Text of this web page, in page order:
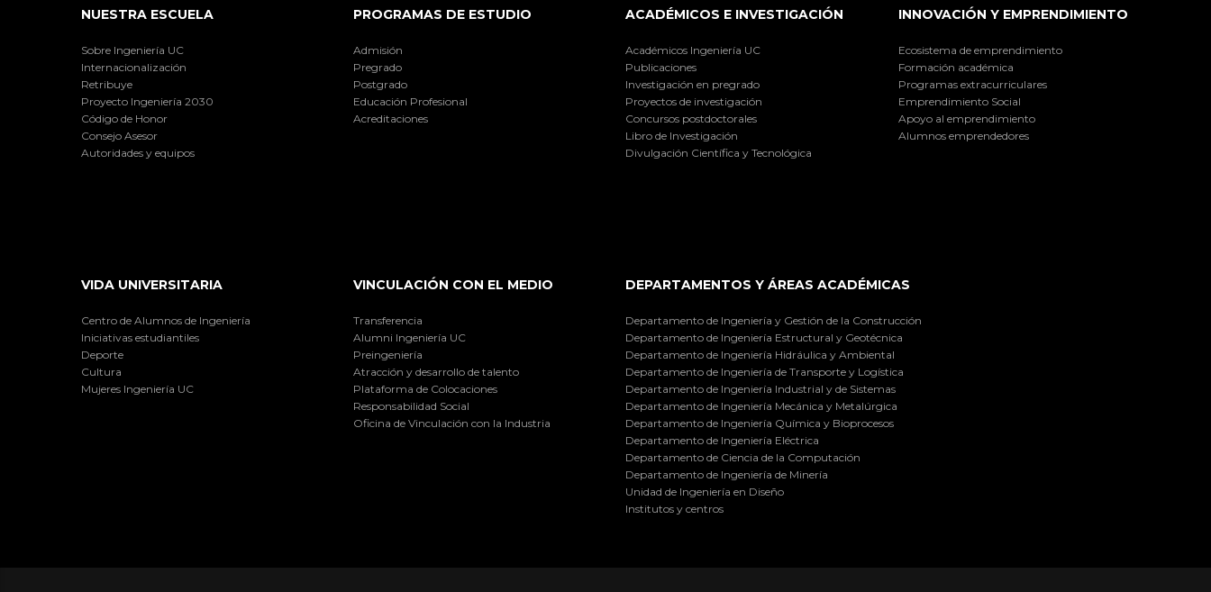
NUESTRA ESCUELA
Sobre Ingeniería UC
Internacionalización
Retribuye
Proyecto Ingeniería 2030
Código de Honor
Consejo Asesor
Autoridades y equipos
PROGRAMAS DE ESTUDIO
Admisión
Pregrado
Postgrado
Educación Profesional
Acreditaciones
ACADÉMICOS E INVESTIGACIÓN
Académicos Ingeniería UC
Publicaciones
Investigación en pregrado
Proyectos de investigación
Concursos postdoctorales
Libro de Investigación
Divulgación Científica y Tecnológica
INNOVACIÓN Y EMPRENDIMIENTO
Ecosistema de emprendimiento
Formación académica
Programas extracurriculares
Emprendimiento Social
Apoyo al emprendimiento
Alumnos emprendedores
VIDA UNIVERSITARIA
Centro de Alumnos de Ingeniería
Iniciativas estudiantiles
Deporte
Cultura
Mujeres Ingeniería UC
VINCULACIÓN CON EL MEDIO
Transferencia
Alumni Ingeniería UC
Preingeniería
Atracción y desarrollo de talento
Plataforma de Colocaciones
Responsabilidad Social
Oficina de Vinculación con la Industria
DEPARTAMENTOS Y ÁREAS ACADÉMICAS
Departamento de Ingeniería y Gestión de la Construcción
Departamento de Ingeniería Estructural y Geotécnica
Departamento de Ingeniería Hidráulica y Ambiental
Departamento de Ingeniería de Transporte y Logística
Departamento de Ingeniería Industrial y de Sistemas
Departamento de Ingeniería Mecánica y Metalúrgica
Departamento de Ingeniería Química y Bioprocesos
Departamento de Ingeniería Eléctrica
Departamento de Ciencia de la Computación
Departamento de Ingeniería de Minería
Unidad de Ingeniería en Diseño
Institutos y centros